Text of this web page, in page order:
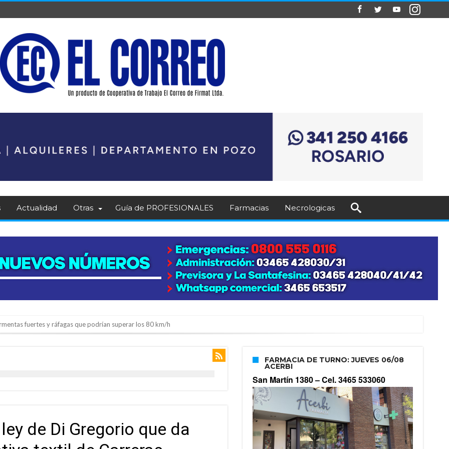
Actualidad Otras Guía de PROFESIONALES Farmacias Necrologicas
fuertes y ráfagas que podrían superar los 80 km/h
la Expo Dose
juvenil de malambo de Los Quirquinchos
emprendedores
de Di Gregorio que da
FARMACIA DE TURNO: JUEVES 06/08
ACERBI
San Martín 1380 –Cel. 3465 533060